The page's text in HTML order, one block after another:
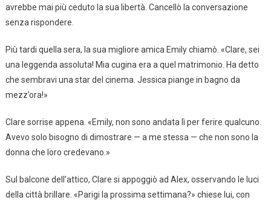
avrebbe mai più ceduto la sua libertà. Cancellò la conversazione
senza rispondere.
Più tardi quella sera, la sua migliore amica Emily chiamò. «Clare, sei
una leggenda assoluta! Mia cugina era a quel matrimonio. Ha detto
che sembravi una star del cinema. Jessica piange in bagno da
mezz’ora!»
Clare sorrise appena. «Emily, non sono andata lì per ferire qualcuno.
Avevo solo bisogno di dimostrare — a me stessa — che non sono la
donna che loro credevano.»
Sul balcone dell’attico, Clare si appoggiò ad Alex, osservando le luci
della città brillare. «Parigi la prossima settimana?» chiese lui, con